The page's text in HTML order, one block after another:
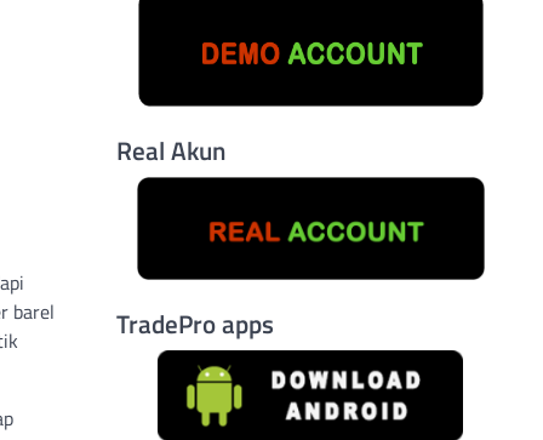
barel
Real Akun
TradePro apps